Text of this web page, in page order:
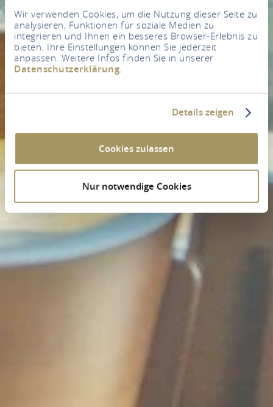
Wir verwenden Cookies, um die Nutzung dieser Seite zu
analysieren, Funktionen für soziale Medien zu
integrieren und Ihnen ein besseres Browser-Erlebnis zu
bieten. Ihre Einstellungen können Sie jederzeit
anpassen. Weitere Infos finden Sie in unserer
Datenschutzerklärung.
Details zeigen
Cookies zulassen
Nur notwendige Cookies